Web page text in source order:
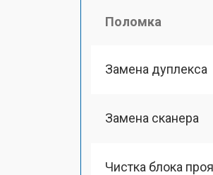
Поломка
Замена дуплекса
Замена сканера
Чистка блока